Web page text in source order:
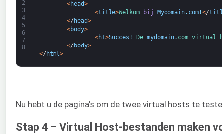
2
3
4
5
6
7
8
<head>
<title>Welkom bij Mydomain. com!</
</ head>
<body>
<h1>Succes ! De mydomain. com virtual
</ body>
</ html>
Nu hebt u de pagina's om de twee virtual hosts te
Stap 4 – Virtual Host-bestanden maken